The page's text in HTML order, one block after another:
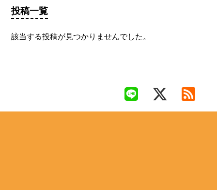
投稿一覧
該当する投稿が見つかりませんでした。